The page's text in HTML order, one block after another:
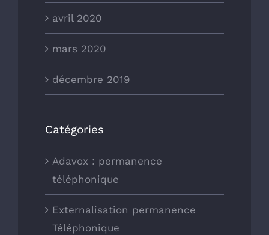
avril 2020
mars 2020
décembre 2019
Catégories
Adavox : permanence
téléphonique
Externalisation permanence
Téléphonique